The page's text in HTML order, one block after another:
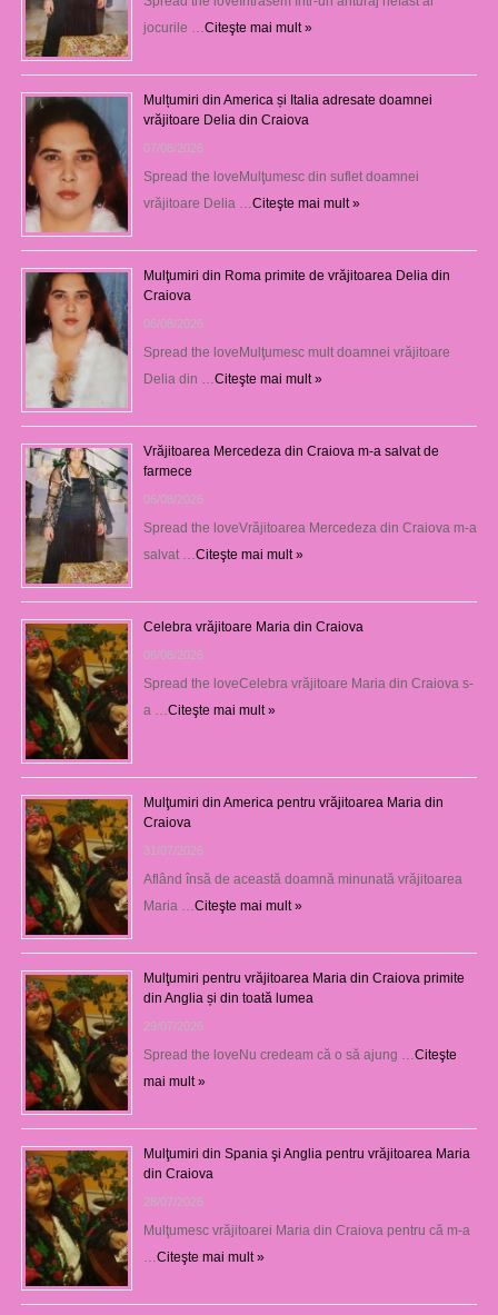
jocurile …Citeşte mai mult »
Mulțumiri din America și Italia adresate doamnei
vrăjitoare Delia din Craiova
07/08/2026
Spread the loveMulţumesc din suflet doamnei
vrăjitoare Delia …Citeşte mai mult »
Mulţumiri din Roma primite de vrăjitoarea Delia din
Craiova
06/08/2026
Spread the loveMulţumesc mult doamnei vrăjitoare
Delia din …Citeşte mai mult »
Vrăjitoarea Mercedeza din Craiova m-a salvat de
farmece
06/08/2026
Spread the loveVrăjitoarea Mercedeza din Craiova m-a
salvat …Citeşte mai mult »
Celebra vrăjitoare Maria din Craiova
06/08/2026
Spread the loveCelebra vrăjitoare Maria din Craiova s-
a …Citeşte mai mult »
Mulţumiri din America pentru vrăjitoarea Maria din
Craiova
31/07/2026
Aflând însă de această doamnă minunată vrăjitoarea
Maria …Citeşte mai mult »
Mulţumiri pentru vrăjitoarea Maria din Craiova primite
din Anglia și din toată lumea
29/07/2026
Spread the loveNu credeam că o să ajung …Citeşte
mai mult »
Mulţumiri din Spania şi Anglia pentru vrăjitoarea Maria
din Craiova
28/07/2026
Mulţumesc vrăjitoarei Maria din Craiova pentru că m-a
…Citeşte mai mult »